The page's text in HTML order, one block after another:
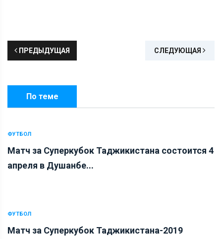
ПРЕДЫДУЩАЯ СЛЕДУЮЩАЯ
По теме
ФУТБОЛ
Матч за Суперкубок Таджикистана состоится 4
апреля в Душанбе...
ФУТБОЛ
Матч за Суперкубок Таджикистана-2019